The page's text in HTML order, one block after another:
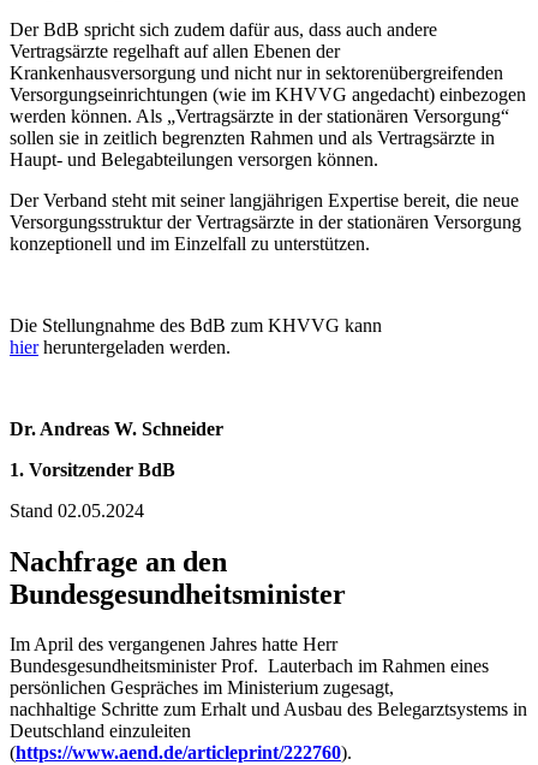
Der BdB spricht sich zudem dafür aus, dass auch andere
Vertragsärzte regelhaft auf allen Ebenen der
Krankenhausversorgung und nicht nur in sektorenübergreifenden
Versorgungseinrichtungen (wie im KHVVG angedacht) einbezogen
werden können. Als „Vertragsärzte in der stationären Versorgung“
sollen sie in zeitlich begrenzten Rahmen und als Vertragsärzte in
Haupt- und Belegabteilungen versorgen können.
Der Verband steht mit seiner langjährigen Expertise bereit, die neue
Versorgungsstruktur der Vertragsärzte in der stationären Versorgung
konzeptionell und im Einzelfall zu unterstützen.
Die Stellungnahme des BdB zum KHVVG kann
hierheruntergeladen werden.
Dr. Andreas W. Schneider
1. Vorsitzender BdB
Stand 02.05.2024
Nachfrage an den
Bundesgesundheitsminister
Im April des vergangenen Jahres hatte Herr
Bundesgesundheitsminister Prof. Lauterbach im Rahmen eines
persönlichen Gespräches im Ministerium zugesagt,
nachhaltige Schritte zum Erhalt und Ausbau des Belegarztsystems in
Deutschland einzuleiten
(https://www.aend.de/articleprint/222760).